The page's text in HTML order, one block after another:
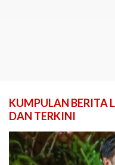
KUMPULAN BERITA
DAN TERKINI